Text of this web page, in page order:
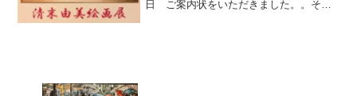
日 ご案内状をいただきました。。その